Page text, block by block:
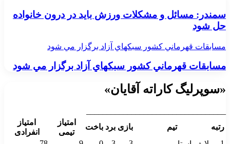
سمندر: مسائل و مشكلات ورزش بايد در درون خانواده
حل شود
مسابقات قهرماني كشور سبكهاي آزاد برگزار مي شود
مسابقات قهرماني كشور سبكهاي آزاد برگزار مي شود
«سوپرلیگ کاراته آقایان»
رتبه
تیم بازی برد باخت
امتیاز
تیمی
امتیاز
انفرادی